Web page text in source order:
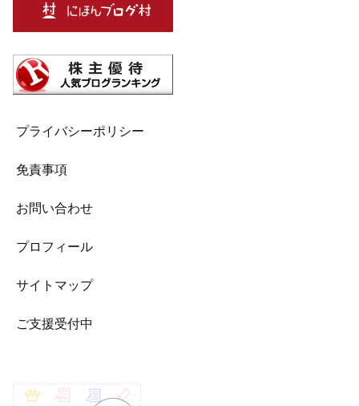
プライバシーポリシー
免責事項
お問い合わせ
プロフィール
サイトマップ
ご支援受付中